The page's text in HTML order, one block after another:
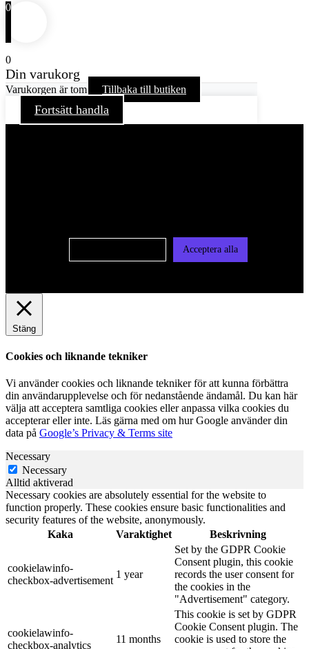
0
0
Din varukorg
Varukorgen är tom Tillbaka till butiken
Fortsätt handla
Acceptera alla
Stäng
Cookies och liknande tekniker
Vi använder cookies och liknande tekniker för att kunna förbättra
din användarupplevelse och för nedanstående ändamål. Du kan här
välja att acceptera samtliga cookies eller anpassa vilka cookies du
accepterar eller inte. Läs gärna med om hur Google använder din
data på Google’s Privacy & Terms site
Necessary
Necessary
Alltid aktiverad
Necessary cookies are absolutely essential for the website to
function properly. These cookies ensure basic functionalities and
security features of the website, anonymously.
Kaka
Varaktighet Beskrivning
cookielawinfo-
checkbox-advertisement
1 year
Set by the GDPR Cookie
Consent plugin, this cookie
records the user consent for
the cookies in the
"Advertisement" category.
cookielawinfo-
checkbox-analytics
11 months
This cookie is set by GDPR
Cookie Consent plugin. The
cookie is used to store the